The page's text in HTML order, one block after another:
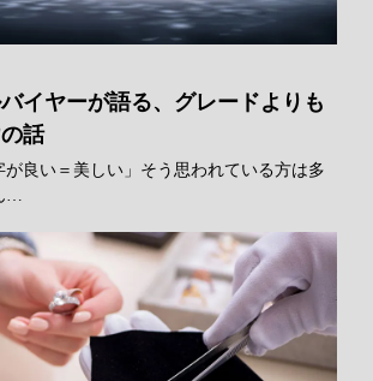
イヤーが語る、グレードよりも
話
が良い＝美しい」そう思われている方は多
…